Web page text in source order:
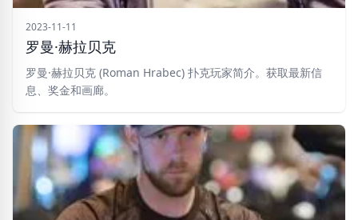
2023-11-11
罗曼·赫拉贝克
罗曼·赫拉贝克 (Roman Hrabec) 扑克玩家简介。获取最新信
息、奖金和画廊。